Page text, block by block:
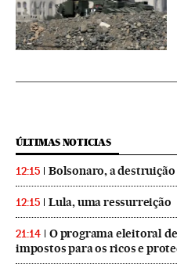
ÚLTIMAS NOTICIAS
12:15 Bolsonaro, a
12:15 Lula, uma ressurreição
21:14
O programa eleitoral
impostos para os ricos e